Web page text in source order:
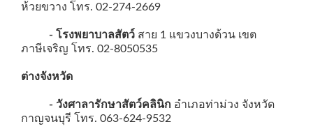
ห้วยขวาง โทร. 02-274-2669
- โรงพยาบาลสัตว์ สาย 1 แขวงบางด้วน เขต
ภาษีเจริญ โทร. 02-8050535
ต่างจังหวัด
- วังศาลารักษาสัตว์คลินิก อำเภอท่าม่วง จังหวัด
กาญจนบุรี โทร. 063-624-9532